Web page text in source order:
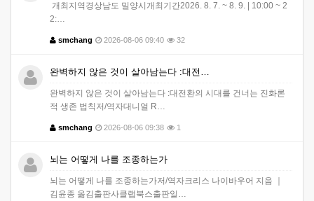
개최지역경상남도 밀양시개최기간2026. 8. 7. ~ 8. 9. | 10:00 ~ 2
2:…
smchang 2026-08-06 09:40 32
완벽하지 않은 것이 살아남는다 :대전…
완벽하지 않은 것이 살아남는다 :대전환의 시대를 건너는 진화론
적 생존 법칙저/역자대니얼 R…
smchang 2026-08-06 09:38 1
뇌는 어떻게 나를 조종하는가
뇌는 어떻게 나를 조종하는가저/역자크리스 나이바우어 지음 ｜
김윤종 옮김출판사클랩북스출판일…